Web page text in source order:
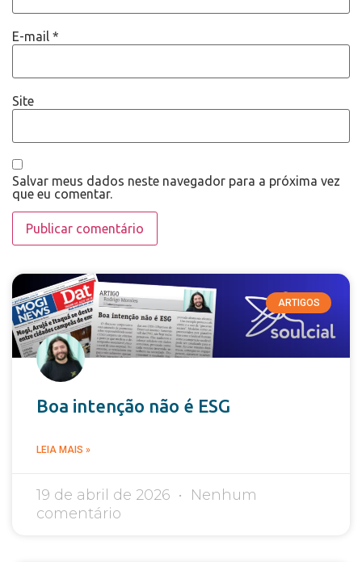
E-mail *
Site
Salvar meus dados neste navegador para a próxima vez
que eu comentar.
ARTIGOS
Boa intenção não é ESG
LEIA MAIS »
19 de abril de 2026
Nenhum
comentário